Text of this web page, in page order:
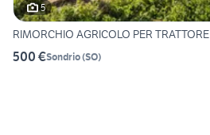
5
RIMORCHIO AGRICOLO PER TRATTORE
500 €Sondrio(SO)